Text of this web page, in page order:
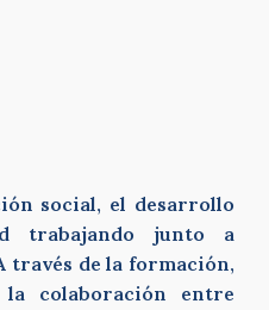
social, el desarrollo
trabajando junto a
través de la formación,
colaboración entre